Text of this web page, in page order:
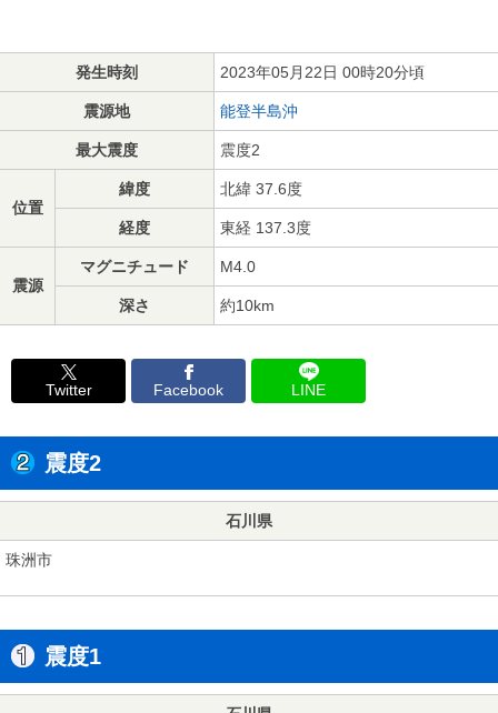
発生時刻 2023年05月22日 00時20分頃
震源地 能登半島沖
最大震度 震度2
位置
緯度 北緯 37.6度
経度 東経 137.3度
震源
マグニチュード M4.0
深さ 約10km
Twitter Facebook LINE
震度2
石川県
珠洲市
震度1